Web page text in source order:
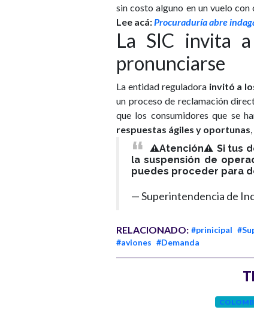
sin costo alguno en un vuelo
Lee acá:Procuraduría abre
La SIC invita
pronunciarse
La entidad reguladorainvitó a
un proceso de reclamación
que los consumidores que se
respuestas ágiles y oportunas
⚠️Atención⚠️ Si tus
la suspensión de
puedes proceder para
— Superintendencia de
RELACIONADO: #prinicipal
#aviones #Demanda